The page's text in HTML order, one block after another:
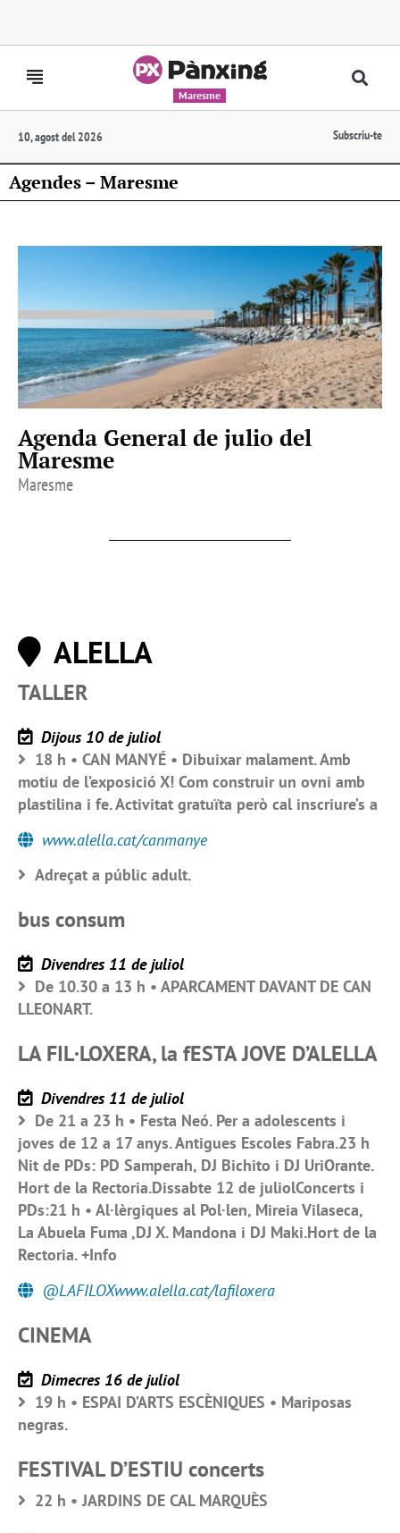
Maresme
10, agost del 2026 Subscriu-te
Agendes – Maresme
Agenda General de julio del
Maresme
Maresme
ALELLA
TALLER
Dijous 10 de juliol
18 h • CAN MANYÉ • Dibuixar malament. Amb
motiu de l’exposició X! Com construir un ovni amb
plastilina i fe. Activitat gratuïta però cal inscriure’s a
www.alella.cat/canmanye
Adreçat a públic adult.
bus consum
Divendres 11 de juliol
De 10.30 a 13 h • APARCAMENT DAVANT DE CAN
LLEONART.
LA FIL·LOXERA, la fESTA JOVE D’ALELLA
Divendres 11 de juliol
De 21 a 23 h • Festa Neó. Per a adolescents i
joves de 12 a 17 anys. Antigues Escoles Fabra.23 h
Nit de PDs: PD Samperah, DJ Bichito i DJ UriOrante.
Hort de la Rectoria.Dissabte 12 de juliolConcerts i
PDs:21 h • Al·lèrgiques al Pol·len, Mireia Vilaseca,
La Abuela Fuma ,DJ X. Mandona i DJ Maki.Hort de la
Rectoria. +Info
@LAFILOXwww.alella.cat/lafiloxera
CINEMA
Dimecres 16 de juliol
19 h • ESPAI D’ARTS ESCÈNIQUES • Mariposas
negras.
FESTIVAL D’ESTIU concerts
22 h • JARDINS DE CAL MARQUÈS